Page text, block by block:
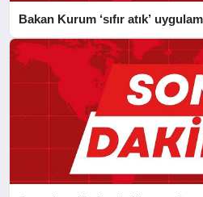
Bakan Kurum ‘sıfır atık’